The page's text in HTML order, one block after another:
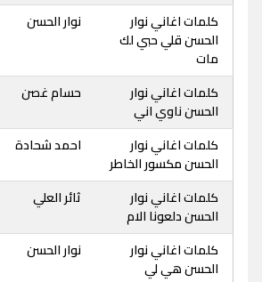
كلمات اغاني نوار
الحسن قلي حبي لك
مات
نوار الحسن
كلمات اغاني نوار
الحسن ناوي اني
حسام غصن
كلمات اغاني نوار
الحسن مكسور الخاطر
احمد شحادة
كلمات اغاني نوار
الحسن دلعونا الام
ثائر العلي
كلمات اغاني نوار
الحسن هي لي
نوار الحسن